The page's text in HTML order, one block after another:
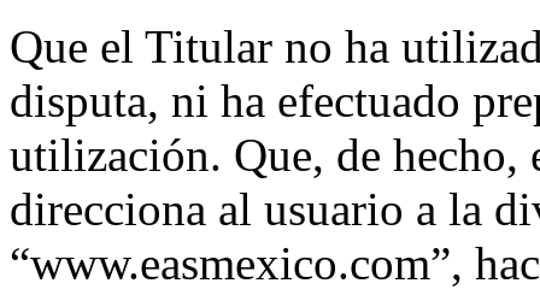
Que el Titular no ha
disputa, ni ha efectuado
utilización. Que, de
direcciona al usuario a la
“www.easmexico.com”,